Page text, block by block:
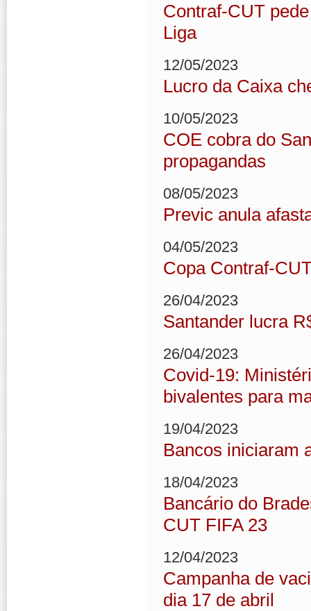
Contraf-CUT
Liga
12/05/2023
Lucro da Caixa
10/05/2023
COE cobra do
propagandas
08/05/2023
Previc anula
04/05/2023
Copa Contraf-
26/04/2023
Santander lucra
26/04/2023
Covid-19:
bivalentes para
19/04/2023
Bancos iniciaram
18/04/2023
Bancário do
CUT FIFA 23
12/04/2023
Campanha de
dia 17 de abril